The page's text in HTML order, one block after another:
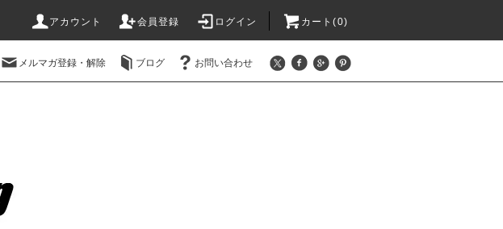
アカウント 会員登録 ログイン カート(0)
メルマガ登録・解除 ブログ お問い合わせ